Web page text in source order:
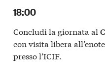
18:00
Concludi la giornata al
con visita libera
presso l’ICIF.